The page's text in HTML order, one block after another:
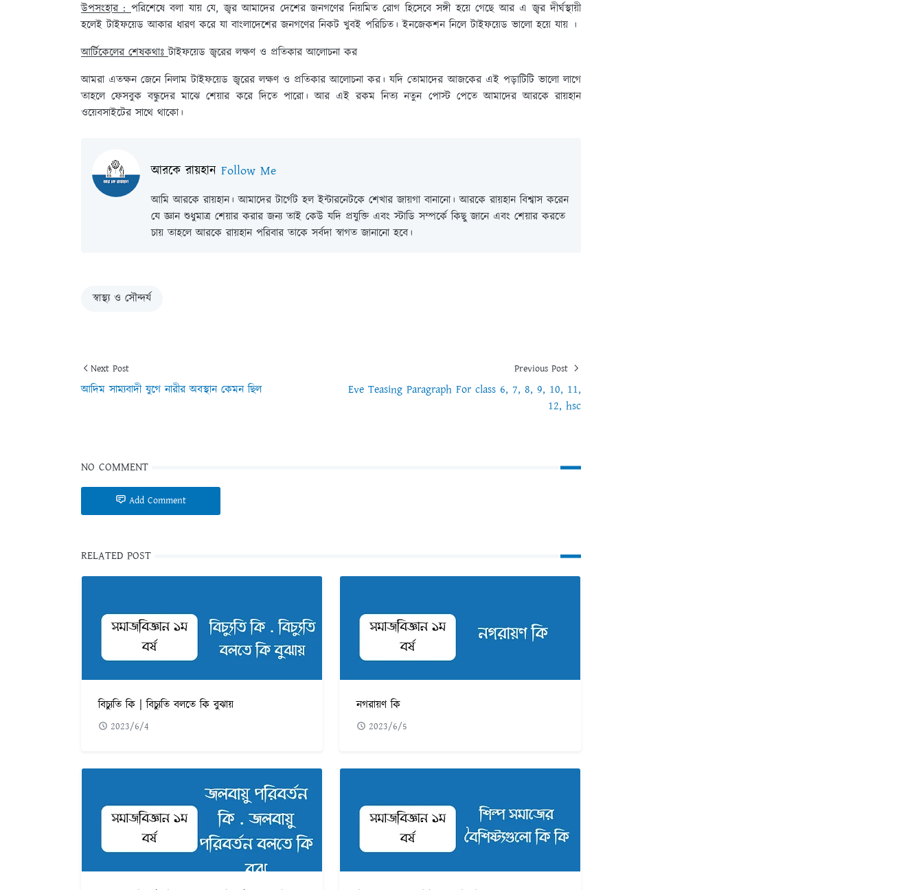
উপসংহার :পরিশেষে বলা যায় যে, জ্বর আমাদের দেশের জনগণের নিয়মিত রোগ হিসেবে সঙ্গী হয়ে গেছে আর এ জ্বর দীর্ঘস্থায়ী
হলেই টাইফয়েড আকার ধারণ করে যা বাংলাদেশের জনগণের নিকট খুবই পরিচিত। ইনজেকশন নিলে টাইফয়েড ভালো হয়ে যায় ।
আর্টিকেলের শেষকথাঃটাইফয়েড জ্বরের লক্ষণ ও প্রতিকার আলোচনা কর
আমরা এতক্ষন জেনে নিলাম টাইফয়েড জ্বরের লক্ষণ ও প্রতিকার আলোচনা কর। যদি তোমাদের আজকের এই পড়াটিটি ভালো লাগে
তাহলে ফেসবুক বন্ধুদের মাঝে শেয়ার করে দিতে পারো। আর এই রকম নিত্য নতুন পোস্ট পেতে আমাদের আরকে রায়হান
ওয়েবসাইটের সাথে থাকো।
আরকে রায়হান Follow Me
আমি আরকে রায়হান। আমাদের টার্গেট হল ইন্টারনেটকে শেখার জায়গা বানানো। আরকে রায়হান বিশ্বাস করেন
যে জ্ঞান শুধুমাত্র শেয়ার করার জন্য তাই কেউ যদি প্রযুক্তি এবং স্টাডি সম্পর্কে কিছু জানে এবং শেয়ার করতে
চায় তাহলে আরকে রায়হান পরিবার তাকে সর্বদা স্বাগত জানানো হবে।
স্বাস্থ্য ও সৌন্দর্য
Next Post
আদিম সাম্যবাদী যুগে নারীর অবস্থান কেমন ছিল
Previous Post
Eve Teasing Paragraph For class 6, 7, 8, 9, 10, 11,
12, hsc
NO COMMENT
Add Comment
RELATED POST
বিচ্যুতি কি | বিচ্যুতি বলতে কি বুঝায়
2023/6/4
নগরায়ণ কি
2023/6/5